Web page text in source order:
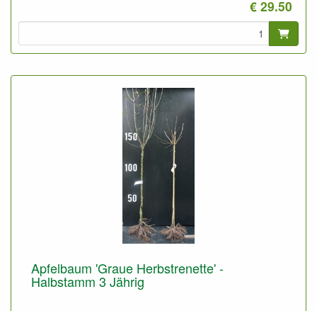
Foto: Halbstamm 2-Jährig, nicht geschnitten.
€ 29.50
Apfelbaum 'Graue Herbstrenette' -
Halbstamm 3 Jährig